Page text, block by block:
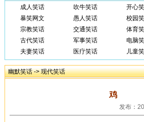
成人笑话
吹牛笑话 开心
暴笑网文
愚人笑话 校园
宗教笑话
交通笑话 体育
古代笑话
军事笑话 电脑
夫妻笑话
医疗笑话 儿童
幽默笑话->现代笑话
鸡
发布：